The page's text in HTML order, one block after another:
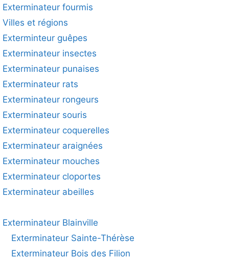
Exterminateur fourmis
Villes et régions
Exterminteur guêpes
Exterminateur insectes
Exterminateur punaises
Exterminateur rats
Exterminateur rongeurs
Exterminateur souris
Exterminateur coquerelles
Exterminateur araignées
Exterminateur mouches
Exterminateur cloportes
Exterminateur abeilles
Exterminateur Blainville
Exterminateur Sainte-Thérèse
Exterminateur Bois des Filion